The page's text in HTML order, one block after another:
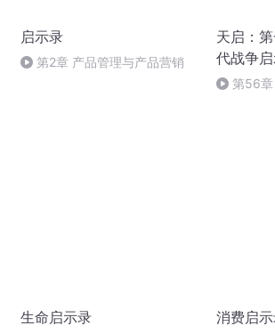
启示录
第2章 产品管理与产品营销
天启：
代战争
第56
生命启示录 消费启